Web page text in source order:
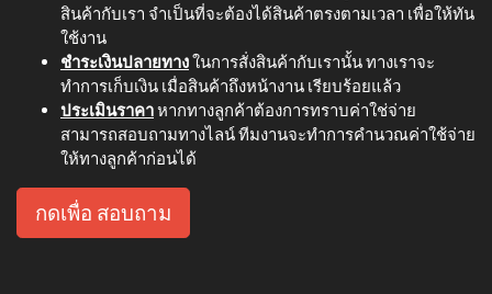
สินค้ากับเรา จำเป็นที่จะต้องได้สินค้าตรงตามเวลา เพื่อให้ทัน
ใช้งาน
ชำระเงินปลายทางในการสั่งสินค้ากับเรานั้น ทางเราจะ
ทำการเก็บเงิน เมื่อสินค้าถึงหน้างาน เรียบร้อยแล้ว
ประเมินราคาหากทางลูกค้าต้องการทราบค่าใช่จ่าย
สามารถสอบถามทางไลน์ ทีมงานจะทำการคำนวณค่าใช้จ่าย
ให้ทางลูกค้าก่อนได้
กดเพื่อ สอบถาม